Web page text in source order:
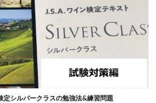
定シルバークラスの勉強法&練習問題